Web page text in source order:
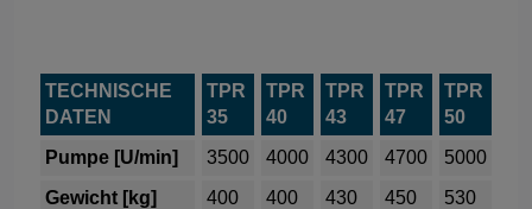
TECHNISCHE
DATEN
TPR
35
TPR
40
TPR
43
TPR
47
TPR
50
Pumpe [U/min]
3500 4000 4300 4700
5000
Gewicht [kg]
400 400 430 450
530